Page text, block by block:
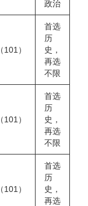
政治
（101）
首选
历
史，
再选
不限
（101）
首选
历
史，
再选
不限
（101）
首选
历
史，
再选